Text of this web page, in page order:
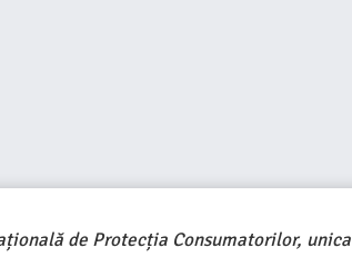
de Protecția Consumatorilor,